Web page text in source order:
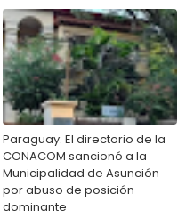
Paraguay: El directorio de la
CONACOM sancionó a la
Municipalidad de Asunción
por abuso de posición
dominante